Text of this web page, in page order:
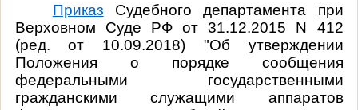
Приказ Судебного департамента при
Верховном Суде РФ от 31.12.2015 N 412
(ред. от 10.09.2018) "Об утверждении
Положения о порядке сообщения
федеральными государственными
гражданскими служащими аппаратов